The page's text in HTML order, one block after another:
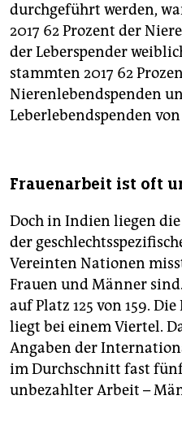
durchgeführt werden,
2017 62 Prozent der
der Leberspender
stammten 2017 62
Nierenlebendspenden
Leberlebendspenden
Frauenarbeit ist oft
Doch in Indien liegen
der
Vereinten Nationen
Frauen und Männer
auf Platz 125 von 159.
liegt bei einem Viertel.
Angaben der
im Durchschnitt fast
unbezahlter Arbeit –